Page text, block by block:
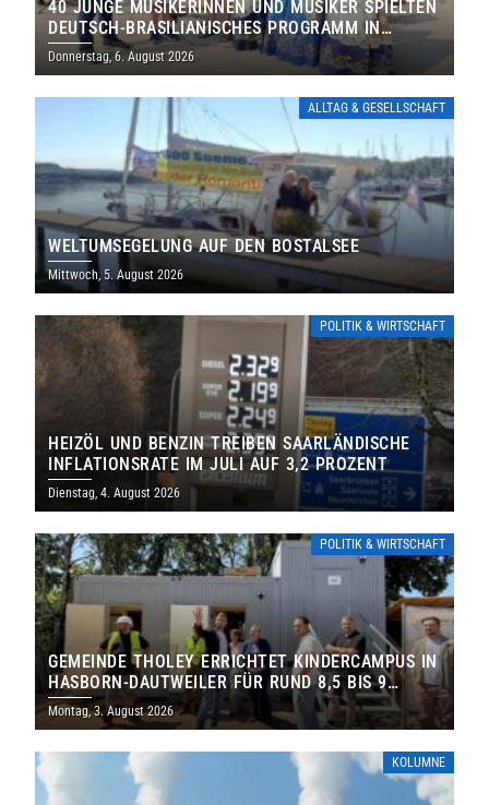
40 JUNGE MUSIKERINNEN UND MUSIKER SPIELTEN
DEUTSCH-BRASILIANISCHES PROGRAMM IN
THOLEY
Donnerstag, 6. August 2026
ALLTAG & GESELLSCHAFT
WELTUMSEGELUNG AUF DEN BOSTALSEE
Mittwoch, 5. August 2026
POLITIK & WIRTSCHAFT
HEIZÖL UND BENZIN TREIBEN SAARLÄNDISCHE
INFLATIONSRATE IM JULI AUF 3,2 PROZENT
Dienstag, 4. August 2026
POLITIK & WIRTSCHAFT
GEMEINDE THOLEY ERRICHTET KINDERCAMPUS IN
HASBORN-DAUTWEILER FÜR RUND 8,5 BIS 9
MILLIONEN EURO
Montag, 3. August 2026
KOLUMNE